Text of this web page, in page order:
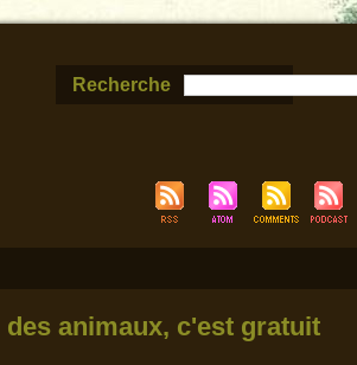
Recherche
animaux, c'est gratuit